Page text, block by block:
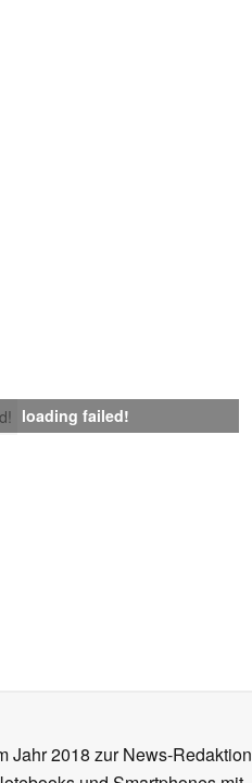
loading failed!
Jahr 2018 zur News-Redaktion